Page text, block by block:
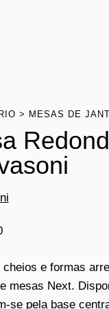
MESAS DE
cheios e formas
mesas Next.
se pela base